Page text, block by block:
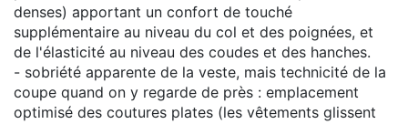
denses) apportant un confort de touché
supplémentaire au niveau du col et des poignées, et
de l'élasticité au niveau des coudes et des hanches.
- sobriété apparente de la veste, mais technicité de la
coupe quand on y regarde de près : emplacement
optimisé des coutures plates (les vêtements glissent